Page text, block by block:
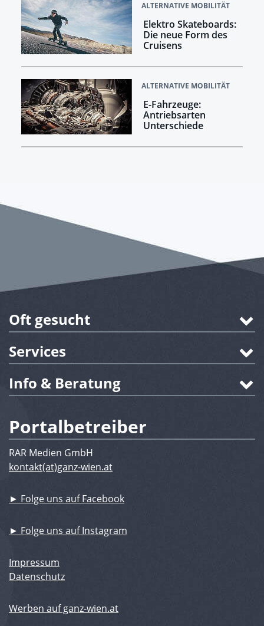
ALTERNATIVE MOBILITÄT
Elektro Skateboards:
Die neue Form des
Cruisens
ALTERNATIVE MOBILITÄT
E-Fahrzeuge:
Antriebsarten
Unterschiede
Oft gesucht
Services
Info & Beratung
Portalbetreiber
RAR Medien GmbH
kontakt(at)ganz-wien.at
► Folge uns auf Facebook
► Folge uns auf Instagram
Impressum
Datenschutz
Werben auf ganz-wien.at